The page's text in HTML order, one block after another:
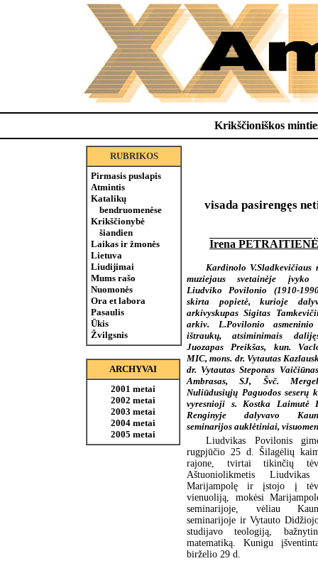
Krikščioniškos
RUBRIKOS
Pirmasis puslapis
Atmintis
Katalikų
bendruomenėse
Krikščionybė
šiandien
Laikas ir žmonės
Lietuva
Liudijimai
Mums rašo
Nuomonės
Ora et labora
Pasaulis
Ūkis
Žvilgsnis
ARCHYVAI
2001 metai
2002 metai
2003 metai
2004 metai
2005 metai
visada pasirengęs
Irena PETRAITIENĖ
Kardinolo V.Sladkevičiaus
muziejaus svetainėje įvyko
Liudviko Povilonio (1910-
skirta popietė, kurioje
arkivyskupas Sigitas
arkiv. L.Povilonio asmeninio
ištraukų, atsiminimais
Juozapas Preikšas, kun.
MIC, mons. dr. Vytautas
dr. Vytautas Steponas
Ambrasas, SJ, Švč.
Nuliūdusiųjų Paguodos seserų
vyresnioji s. Kostka Laimutė
Renginyje dalyvavo
seminarijos auklėtiniai,
Liudvikas Povilonis
rugpjūčio 25 d. Šilagėlių
rajone, tvirtai tikinčių
Aštuoniolikmetis
Marijampolę ir įstojo į
vienuoliją, mokėsi
seminarijoje, vėliau
seminarijoje ir Vytauto
studijavo teologiją,
matematiką. Kunigu
birželio 29 d.